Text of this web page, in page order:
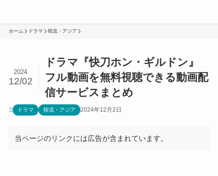
ホーム ドラマ 韓流・アジア
ドラマ『快刀ホン・ギルドン』
フル動画を無料視聴できる動画配
信サービスまとめ
2024
12/02
ドラマ 韓流・アジア 2024年12月2日
当ページのリンクには広告が含まれています。